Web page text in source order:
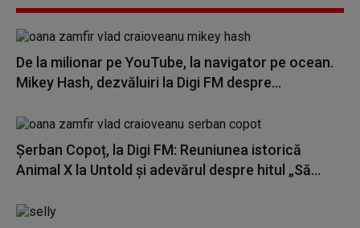
De la milionar pe YouTube, la navigator pe ocean.
Mikey Hash, dezvăluiri la Digi FM despre...
Șerban Copoț, la Digi FM: Reuniunea istorică
Animal X la Untold și adevărul despre hitul „Să...